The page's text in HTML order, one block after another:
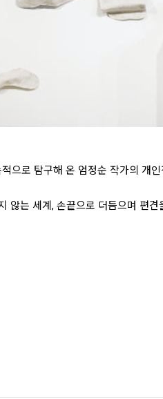
적으로 탐구해 온 엄정순 작가의 개
않는 세계, 손끝으로 더듬으며 편견